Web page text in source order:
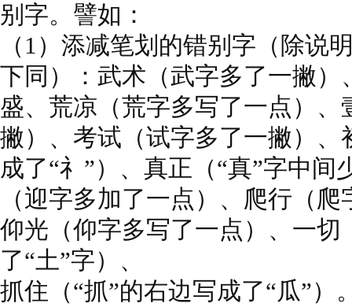
别字。譬如：
（1）添减笔划的错别字（除说
下同）：武术（武字多了一撇）
盛、荒凉（荒字多写了一点）、
撇）、考试（试字多了一撇）、
成了“礻”）、真正（“真”字中间
（迎字多加了一点）、爬行（爬
仰光（仰字多写了一点）、一切
了“土”字）、
抓住（“抓”的右边写成了“瓜”